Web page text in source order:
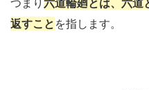
返すこと を指します。